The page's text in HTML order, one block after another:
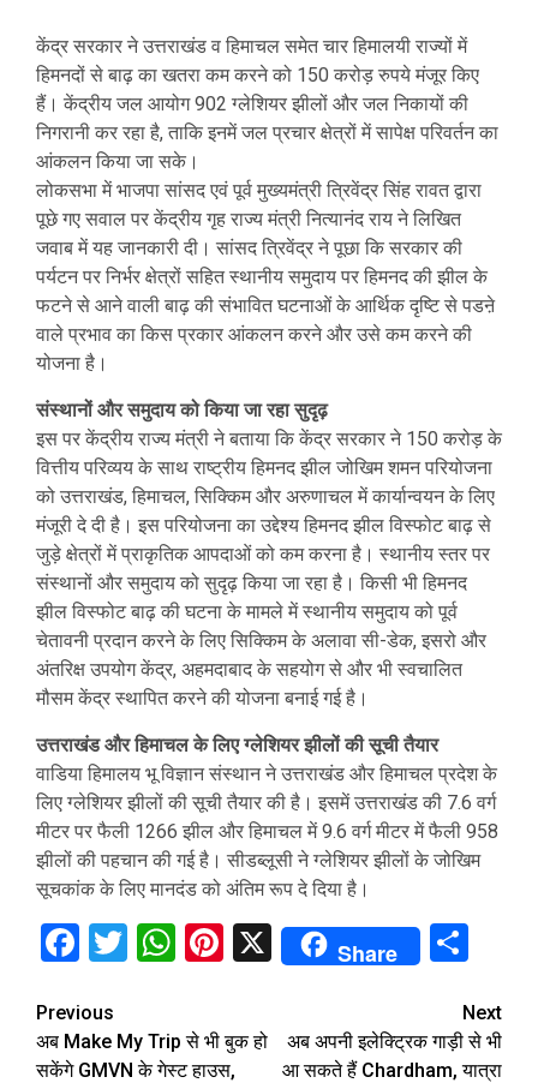
केंद्र सरकार ने उत्तराखंड व हिमाचल समेत चार हिमालयी राज्यों में
हिमनदों से बाढ़ का खतरा कम करने को 150 करोड़ रुपये मंजूर किए
हैं। केंद्रीय जल आयोग 902 ग्लेशियर झीलों और जल निकायों की
निगरानी कर रहा है, ताकि इनमें जल प्रचार क्षेत्रों में सापेक्ष परिवर्तन का
आंकलन किया जा सके।
लोकसभा में भाजपा सांसद एवं पूर्व मुख्यमंत्री त्रिवेंद्र सिंह रावत द्वारा
पूछे गए सवाल पर केंद्रीय गृह राज्य मंत्री नित्यानंद राय ने लिखित
जवाब में यह जानकारी दी। सांसद त्रिवेंद्र ने पूछा कि सरकार की
पर्यटन पर निर्भर क्षेत्रों सहित स्थानीय समुदाय पर हिमनद की झील के
फटने से आने वाली बाढ़ की संभावित घटनाओं के आर्थिक दृष्टि से पडऩे
वाले प्रभाव का किस प्रकार आंकलन करने और उसे कम करने की
योजना है।
संस्थानों और समुदाय को किया जा रहा सुदृढ़
इस पर केंद्रीय राज्य मंत्री ने बताया कि केंद्र सरकार ने 150 करोड़ के
वित्तीय परिव्यय के साथ राष्ट्रीय हिमनद झील जोखिम शमन परियोजना
को उत्तराखंड, हिमाचल, सिक्किम और अरुणाचल में कार्यान्वयन के लिए
मंजूरी दे दी है। इस परियोजना का उद्देश्य हिमनद झील विस्फोट बाढ़ से
जुड़े क्षेत्रों में प्राकृतिक आपदाओं को कम करना है। स्थानीय स्तर पर
संस्थानों और समुदाय को सुदृढ़ किया जा रहा है। किसी भी हिमनद
झील विस्फोट बाढ़ की घटना के मामले में स्थानीय समुदाय को पूर्व
चेतावनी प्रदान करने के लिए सिक्किम के अलावा सी-डेक, इसरो और
अंतरिक्ष उपयोग केंद्र, अहमदाबाद के सहयोग से और भी स्वचालित
मौसम केंद्र स्थापित करने की योजना बनाई गई है।
उत्तराखंड और हिमाचल के लिए ग्लेशियर झीलों की सूची तैयार
वाडिया हिमालय भू विज्ञान संस्थान ने उत्तराखंड और हिमाचल प्रदेश के
लिए ग्लेशियर झीलों की सूची तैयार की है। इसमें उत्तराखंड की 7.6 वर्ग
मीटर पर फैली 1266 झील और हिमाचल में 9.6 वर्ग मीटर में फैली 958
झीलों की पहचान की गई है। सीडब्लूसी ने ग्लेशियर झीलों के जोखिम
सूचकांक के लिए मानदंड को अंतिम रूप दे दिया है।
Facebook
Twitter
WhatsApp
Pinterest
X Share
Continue
Reading
Previous
अब Make My Trip से भी बुक हो
सकेंगे GMVN के गेस्ट हाउस,
Next
अब अपनी इलेक्ट्रिक गाड़ी से भी
आ सकते हैं Chardham, यात्रा